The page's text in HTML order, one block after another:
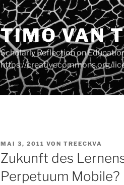
TIMO VAN
Scholarly Reflection on
https://creativecommons.org/
VERÖFFENTLICHT
AM
MAI 3, 2011 VON TREECKVA
Zukunft des
Perpetuum Mobile?